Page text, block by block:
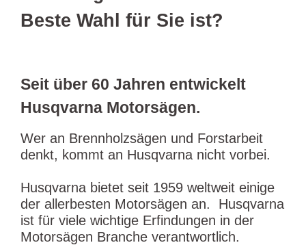
Beste Wahl für Sie ist?
Seit über 60 Jahren entwickelt
Husqvarna Motorsägen.
Wer an Brennholzsägen und Forstarbeit
denkt, kommt an Husqvarna nicht vorbei.
Husqvarna bietet seit 1959 weltweit einige
der allerbesten Motorsägen an. Husqvarna
ist für viele wichtige Erfindungen in der
Motorsägen Branche verantwortlich.